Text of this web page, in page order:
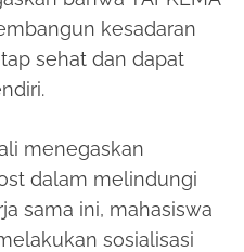
kesadaran
sehat dan dapat
menegaskan
dalam melindungi
sama ini, mahasiswa
sosialisasi